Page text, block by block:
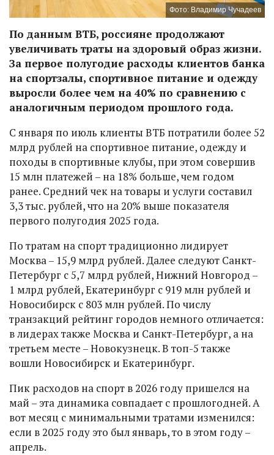
Фото: Владимир Чучадеев
По данным ВТБ, россияне продолжают
увеличивать траты на здоровый образ жизни.
За первое полугодие расходы клиентов банка
на спортзалы, спортивное питание и одежду
выросли более чем на 40% по сравнению с
аналогичным периодом прошлого года.
С января по июль клиенты ВТБ потратили более 52
млрд рублей на спортивное питание, одежду и
походы в спортивные клубы, при этом совершив
15 млн платежей – на 18% больше, чем годом
ранее. Средний чек на товары и услуги составил
3,3 тыс. рублей, что на 20% выше показателя
первого полугодия 2025 года.
По тратам на спорт традиционно лидирует
Москва – 15,9 млрд рублей. Далее следуют Санкт-
Петербург с 5,7 млрд рублей, Нижний Новгород –
1 млрд рублей, Екатеринбург с 919 млн рублей и
Новосибирск с 803 млн рублей. По числу
транзакций рейтинг городов немного отличается:
в лидерах также Москва и Санкт-Петербург, а на
третьем месте – Новокузнецк. В топ-5 также
вошли Новосибирск и Екатеринбург.
Пик расходов на спорт в 2026 году пришелся на
май – эта динамика совпадает с прошлогодней. А
вот месяц с минимальными тратами изменился:
если в 2025 году это был январь, то в этом году –
апрель.